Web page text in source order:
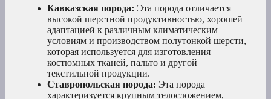
Кавказская порода: Эта порода отличается
высокой шерстной продуктивностью, хорошей
адаптацией к различным климатическим
условиям и производством полутонкой шерсти,
которая используется для изготовления
костюмных тканей, пальто и другой
текстильной продукции.
Ставропольская порода: Эта порода
характеризуется крупным телосложением,